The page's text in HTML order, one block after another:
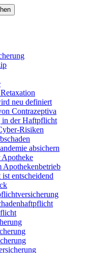
neu definiert
Contrazeptiva
in der Haftpflicht
Risiken
absichern
Apothekenbetrieb
entscheidend